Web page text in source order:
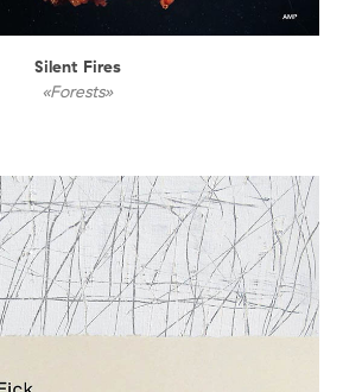
Silent Fires
«Forests»